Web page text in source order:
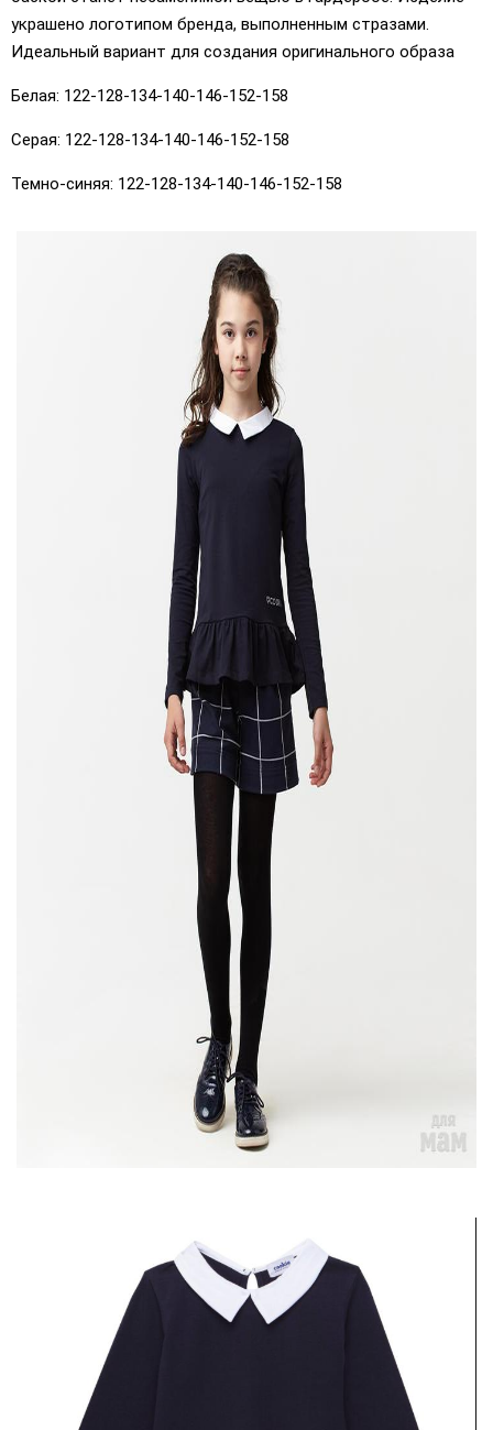
украшено логотипом бренда, выполненным стразами.
Идеальный вариант для создания оригинального образа
Белая: 122-128-134-140-146-152-158
Серая: 122-128-134-140-146-152-158
Темно-синяя: 122-128-134-140-146-152-158